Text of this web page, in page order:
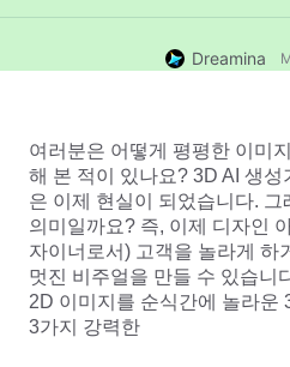
Dreamina
여러분은 어떻게 평평한 이미
해 본 적이 있나요? 3D AI 생
은 이제 현실이 되었습니다. 그
의미일까요? 즉, 이제 디자인
자이너로서) 고객을 놀라게 하
멋진 비주얼을 만들 수 있습니
2D 이미지를 순식간에 놀라운
3가지 강력한